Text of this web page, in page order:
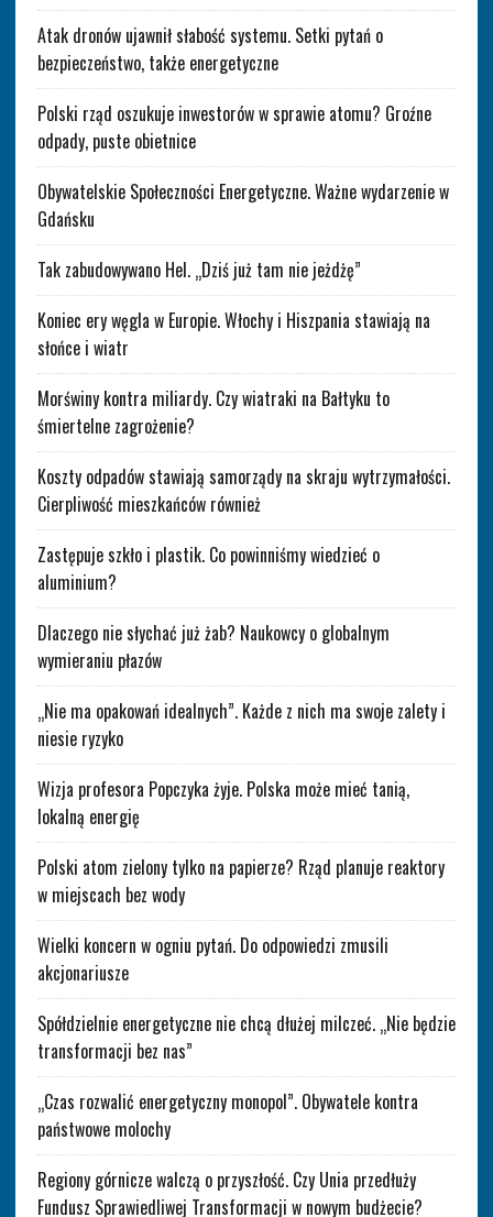
Atak dronów ujawnił słabość systemu. Setki pytań o
bezpieczeństwo, także energetyczne
Polski rząd oszukuje inwestorów w sprawie atomu? Groźne
odpady, puste obietnice
Obywatelskie Społeczności Energetyczne. Ważne wydarzenie w
Gdańsku
Tak zabudowywano Hel. „Dziś już tam nie jeżdżę”
Koniec ery węgla w Europie. Włochy i Hiszpania stawiają na
słońce i wiatr
Morświny kontra miliardy. Czy wiatraki na Bałtyku to
śmiertelne zagrożenie?
Koszty odpadów stawiają samorządy na skraju wytrzymałości.
Cierpliwość mieszkańców również
Zastępuje szkło i plastik. Co powinniśmy wiedzieć o
aluminium?
Dlaczego nie słychać już żab? Naukowcy o globalnym
wymieraniu płazów
„Nie ma opakowań idealnych”. Każde z nich ma swoje zalety i
niesie ryzyko
Wizja profesora Popczyka żyje. Polska może mieć tanią,
lokalną energię
Polski atom zielony tylko na papierze? Rząd planuje reaktory
w miejscach bez wody
Wielki koncern w ogniu pytań. Do odpowiedzi zmusili
akcjonariusze
Spółdzielnie energetyczne nie chcą dłużej milczeć. „Nie będzie
transformacji bez nas”
„Czas rozwalić energetyczny monopol”. Obywatele kontra
państwowe molochy
Regiony górnicze walczą o przyszłość. Czy Unia przedłuży
Fundusz Sprawiedliwej Transformacji w nowym budżecie?